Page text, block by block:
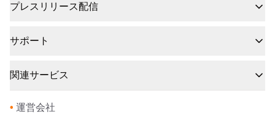
プレスリリース配信
サポート
関連サービス
• 運営会社